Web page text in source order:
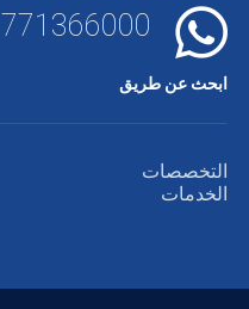
771366000
ابحث عن طريق
التخصصات
الخدمات